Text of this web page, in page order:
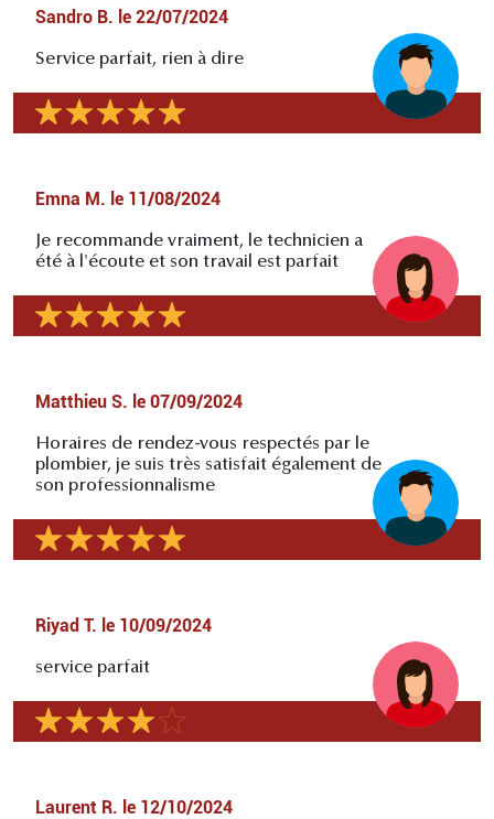
Sandro B. le 22/07/2024
Service parfait, rien à dire
Emna M. le 11/08/2024
Je recommande vraiment, le technicien a
été à l'écoute et son travail est parfait
Matthieu S. le 07/09/2024
Horaires de rendez-vous respectés par le
plombier, je suis très satisfait également de
son professionnalisme
Riyad T. le 10/09/2024
service parfait
Laurent R. le 12/10/2024